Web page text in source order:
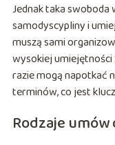
Jednak taka swoboda
samodyscypliny i
muszą sami
wysokiej umiejętności
razie mogą napotkać
terminów, co jest
Rodzaje